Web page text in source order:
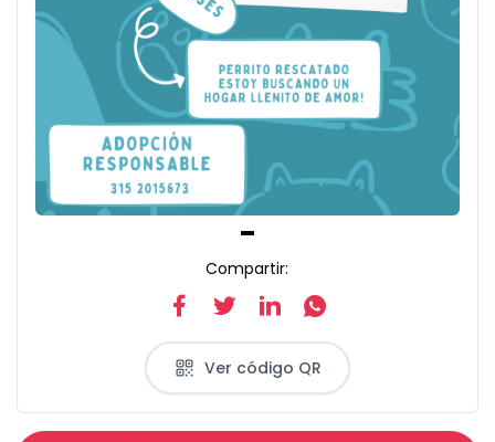
Compartir:
Ver código QR